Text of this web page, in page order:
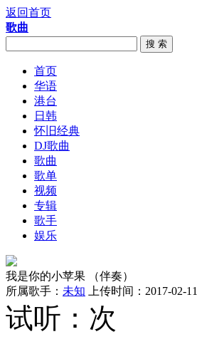
返回首页
歌曲
搜 索
首页
华语
港台
日韩
怀旧经典
DJ歌曲
歌曲
歌单
视频
专辑
歌手
娱乐
我是你的小苹果 （伴奏）
所属歌手： 未知 上传时间：2017-02-11
试听： 次